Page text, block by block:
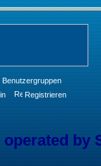
Benutzergruppen
Registrieren
by